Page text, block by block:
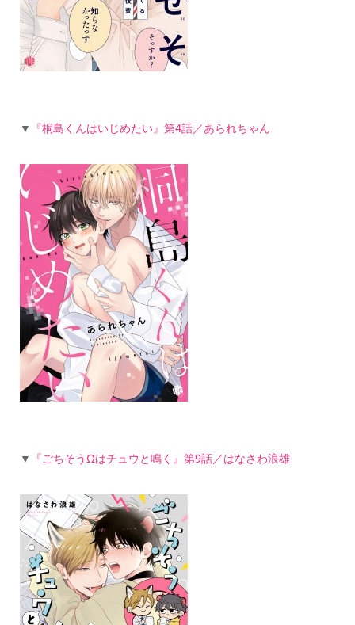
▼ 『桐島くんはいじめたい』第4話／あられちゃん
▼ 『ごちそうΩはチュウと鳴く』第9話／はなさわ浪雄